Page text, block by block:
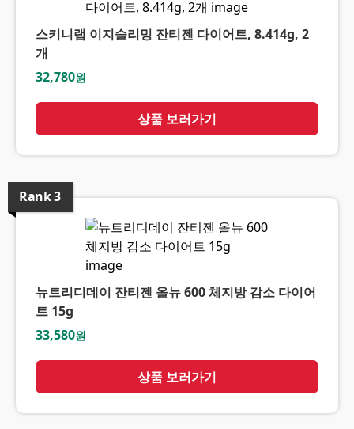
스키니랩 이지슬리밍 잔티젠 다이어트, 8.414g, 2
개
32,780원
상품 보러가기
Rank3
뉴트리디데이 잔티젠 올뉴 600 체지방 감소 다이어
트 15g
33,580원
상품 보러가기